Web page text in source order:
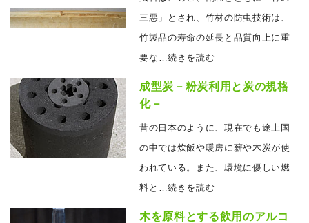
三悪」とされ、竹材の防虫技術は、
竹製品の寿命の延長と品質向上に重
要な …続きを読む
成型炭－粉炭利用と炭の規格
化－
昔の日本のように、現在でも途上国
の中では炊飯や暖房に薪や木炭が使
われている。また、環境に優しい燃
料と
…続きを読む
木を原料とする飲用のアルコ